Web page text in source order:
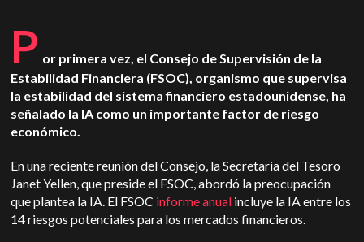
P or primera vez, el Consejo de Supervisión de la
Estabilidad Financiera (FSOC), organismo que supervisa
la estabilidad del sistema financiero estadounidense, ha
señalado la IA como un importante factor de riesgo
económico.
En una reciente reunión del Consejo, la Secretaria del Tesoro
Janet Yellen, que preside el FSOC, abordó la preocupación
que plantea la IA. El FSOC informe anual incluye la IA entre los
14 riesgos potenciales para los mercados financieros.